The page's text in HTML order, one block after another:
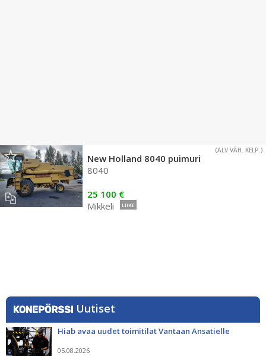
(ALV VÄH. KELP.)
New Holland 8040 puimuri
8040
25 100 €
Mikkeli
LIIKE
Uutiset
Hiab avaa uudet toimitilat Vantaan Ansatielle
05.08.2026